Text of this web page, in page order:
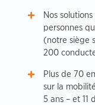
Nos
personnes
(notre siège
200
Plus de 70
sur la
5 ans – et 11